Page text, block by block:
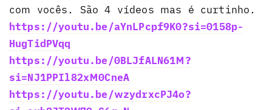
com vocês. São 4 vídeos mas é curtinho.
https://youtu.be/aYnLPcpf9K0?si=0158p-
HugTidPVqq
https://youtu.be/0BLJfALN61M?
si=NJ1PPIl82xM0CneA
https://youtu.be/wzydrxcPJ4o?